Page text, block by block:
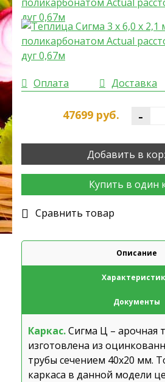
Оплата Доставка
47699руб. -
Добавить в
Купить в один
Cравнить товар
Описание
Документы
Каркас.Сигма Ц – арочная
изготовлена из
трубы сечением 40х20 мм.
каркаса в данной модели